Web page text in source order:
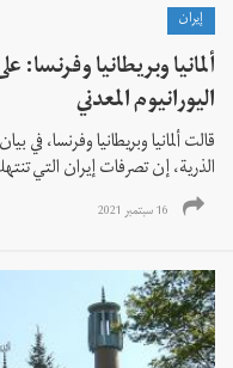
إيران
ألمانيا وبريطانيا
اليورانيوم المعدني
قالت ألمانيا وبريطانيا وفرنسا،
الذرية، إن تصرفات إيران التي
16 سبتمبر 2021